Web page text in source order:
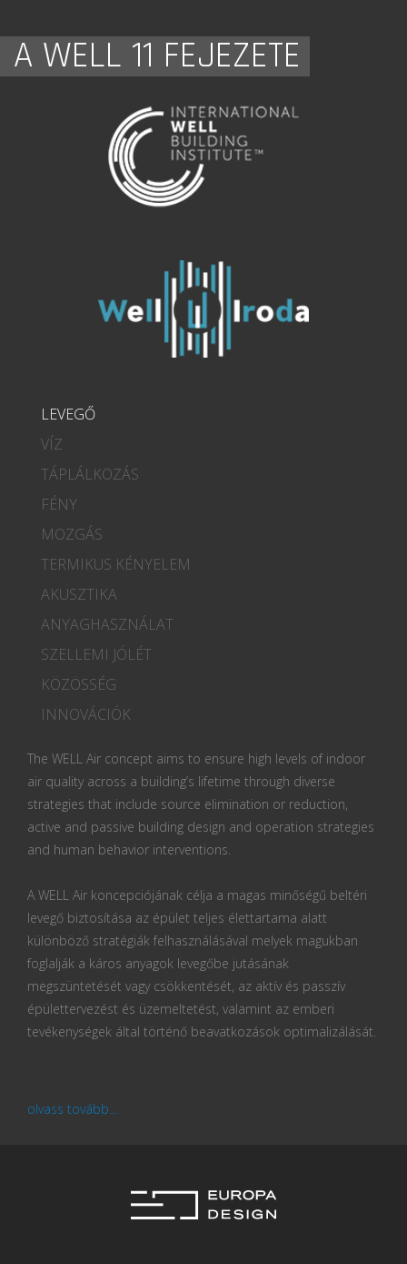
A WELL 11 FEJEZETE
LEVEGŐ
VÍZ
TÁPLÁLKOZÁS
FÉNY
MOZGÁS
TERMIKUS KÉNYELEM
AKUSZTIKA
ANYAGHASZNÁLAT
SZELLEMI JÓLÉT
KÖZÖSSÉG
INNOVÁCIÓK
The WELL Air concept aims to ensure high levels of indoor
air quality across a building’s lifetime through diverse
strategies that include source elimination or reduction,
active and passive building design and operation strategies
and human behavior interventions.
A WELL Air koncepciójának célja a magas minőségű beltéri
levegő biztosítása az épület teljes élettartama alatt
különböző stratégiák felhasználásával melyek magukban
foglalják a káros anyagok levegőbe jutásának
megszüntetését vagy csökkentését, az aktív és passzív
épülettervezést és üzemeltetést, valamint az emberi
tevékenységek által történő beavatkozások optimalizálását.
olvass tovább...